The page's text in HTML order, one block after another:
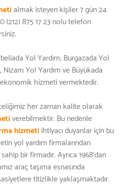
almak isteyen kişiler 7 gün 24
(212) 875 17 23 nolu telefon
Yol Yardım, Burgazada Yol
Nizam Yol Yardım ve Büyükada
hizmeti vermektedir.
her zaman kalite olarak
verebilmektir. Bu nedenle
hizmeti ihtiyacı duyanlar için bu
yol yardım firmalarından
bir firmadır. Ayrıca 1968'dan
araç taşıma esnasında
titizlikle yaklaşmaktadır.